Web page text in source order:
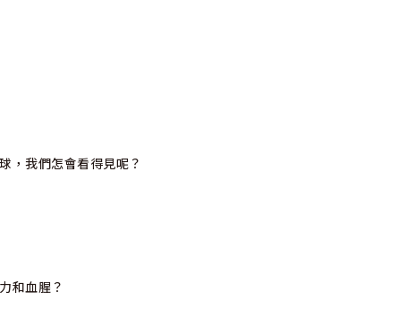
，我們怎會看得見呢？
和血腥？